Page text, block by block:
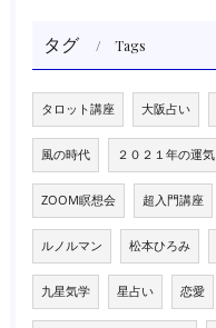
タグ Tags
タロット講座 大阪占い
風の時代 ２０２１年の運気
ZOOM瞑想会 超入門講座
ルノルマン 松本ひろみ
九星気学 星占い 恋愛